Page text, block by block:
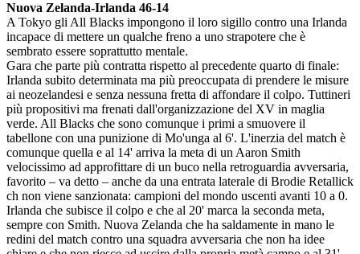
Nuova Zelanda-Irlanda 46-14
A Tokyo gli All Blacks impongono il loro sigillo contro una Irlanda
incapace di mettere un qualche freno a uno strapotere che è
sembrato essere soprattutto mentale.
Gara che parte più contratta rispetto al precedente quarto di finale:
Irlanda subito determinata ma più preoccupata di prendere le misure
ai neozelandesi e senza nessuna fretta di affondare il colpo. Tuttineri
più propositivi ma frenati dall'organizzazione del XV in maglia
verde. All Blacks che sono comunque i primi a smuovere il
tabellone con una punizione di Mo'unga al 6'. L'inerzia del match è
comunque quella e al 14' arriva la meta di un Aaron Smith
velocissimo ad approfittare di un buco nella retroguardia avversaria,
favorito – va detto – anche da una entrata laterale di Brodie Retallick
ch non viene sanzionata: campioni del mondo uscenti avanti 10 a 0.
Irlanda che subisce il colpo e che al 20' marca la seconda meta,
sempre con Smith. Nuova Zelanda che ha saldamente in mano le
redini del match contro una squadra avversaria che non ha idee